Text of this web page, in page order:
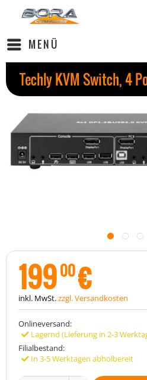
MENÜ
Techly KVM Switch, 4
19900€
inkl. MwSt.zzgl. Versandkosten
Onlineversand:
Lagernd (Lieferung in 2-3
Filialbestand:
In 3-5 Werktagen abholbereit